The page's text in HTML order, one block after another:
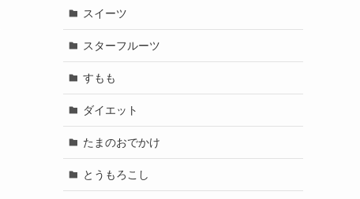
スイーツ
スターフルーツ
すもも
ダイエット
たまのおでかけ
とうもろこし